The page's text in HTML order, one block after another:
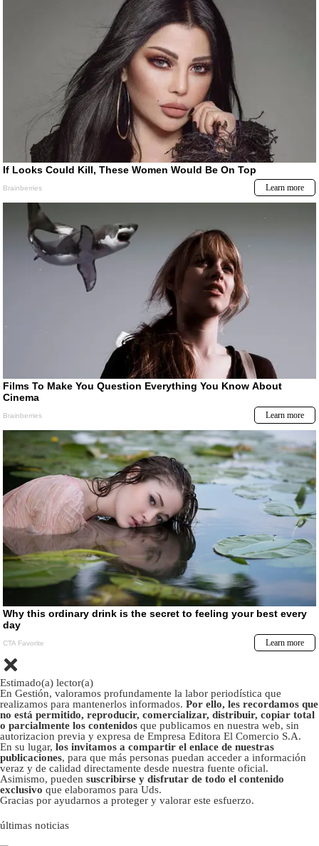
Estimado(a) lector(a)
En Gestión, valoramos profundamente la labor periodística que
realizamos para mantenerlos informados. Por ello, les recordamos que
no está permitido, reproducir, comercializar, distribuir, copiar total
o parcialmente los contenidos que publicamos en nuestra web, sin
autorizacion previa y expresa de Empresa Editora El Comercio S.A.
En su lugar, los invitamos a compartir el enlace de nuestras
publicaciones, para que más personas puedan acceder a información
veraz y de calidad directamente desde nuestra fuente oficial.
Asimismo, pueden suscribirse y disfrutar de todo el contenido
exclusivo que elaboramos para Uds.
Gracias por ayudarnos a proteger y valorar este esfuerzo.
últimas noticias